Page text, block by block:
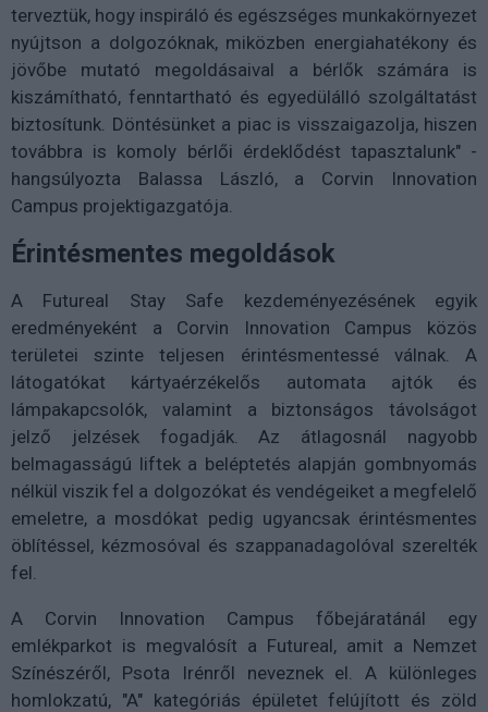
terveztük, hogy inspiráló és egészséges munkakörnyezet
nyújtson a dolgozóknak, miközben energiahatékony és
jövőbe mutató megoldásaival a bérlők számára is
kiszámítható, fenntartható és egyedülálló szolgáltatást
biztosítunk. Döntésünket a piac is visszaigazolja, hiszen
továbbra is komoly bérlői érdeklődést tapasztalunk" -
hangsúlyozta Balassa László, a Corvin Innovation
Campus projektigazgatója.
Érintésmentes megoldások
A Futureal Stay Safe kezdeményezésének egyik
eredményeként a Corvin Innovation Campus közös
területei szinte teljesen érintésmentessé válnak. A
látogatókat kártyaérzékelős automata ajtók és
lámpakapcsolók, valamint a biztonságos távolságot
jelző jelzések fogadják. Az átlagosnál nagyobb
belmagasságú liftek a beléptetés alapján gombnyomás
nélkül viszik fel a dolgozókat és vendégeiket a megfelelő
emeletre, a mosdókat pedig ugyancsak érintésmentes
öblítéssel, kézmosóval és szappanadagolóval szerelték
fel.
A Corvin Innovation Campus főbejáratánál egy
emlékparkot is megvalósít a Futureal, amit a Nemzet
Színészéről, Psota Irénről neveznek el. A különleges
homlokzatú, "A" kategóriás épületet felújított és zöld